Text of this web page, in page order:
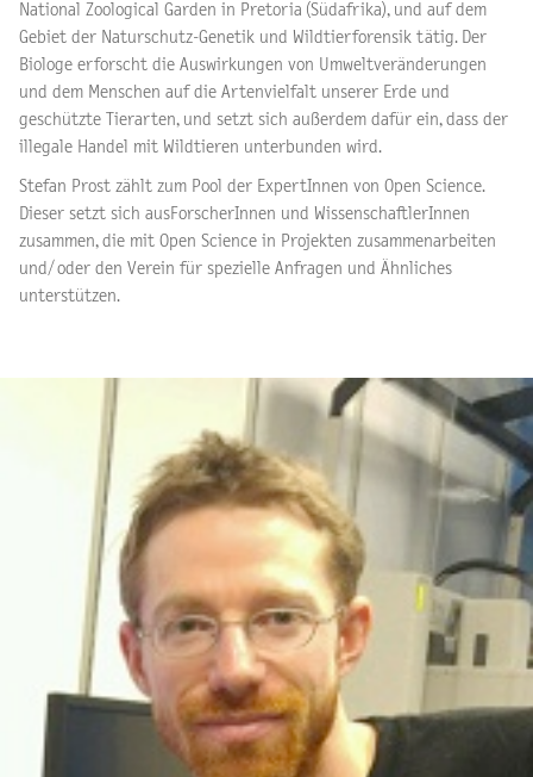
National Zoological Garden in Pretoria (Südafrika), und auf dem
Gebiet der Naturschutz-Genetik und Wildtierforensik tätig. Der
Biologe erforscht die Auswirkungen von Umweltveränderungen
und dem Menschen auf die Artenvielfalt unserer Erde und
geschützte Tierarten, und setzt sich außerdem dafür ein, dass der
illegale Handel mit Wildtieren unterbunden wird.
Stefan Prost zählt zum Pool der ExpertInnen von Open Science.
Dieser setzt sich ausForscherInnen und WissenschaftlerInnen
zusammen, die mit Open Science in Projekten zusammenarbeiten
und/ oder den Verein für spezielle Anfragen und Ähnliches
unterstützen.